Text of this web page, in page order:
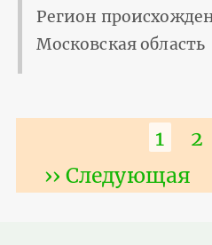
Регион
Московская область
1 2
Следующая
›› Следующая